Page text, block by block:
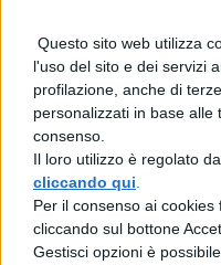
Questo sito web utilizza
l'uso del sito e dei servizi
profilazione, anche di
personalizzati in base
consenso.
Il loro utilizzo è regolato
cliccando qui
Per il consenso ai
cliccando sul bottone
Gestisci opzioni è
comunque di
Università. In
necessario
anche:
la proposta
all’estero e/o